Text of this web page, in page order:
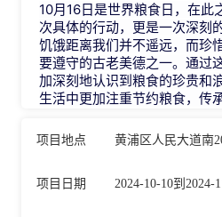
10月16日是世界粮食日，在此
次具体的行动，更是一次深刻
饥饿距离我们并不遥远，而珍
要遵守的古老美德之一。通过
加深刻地认识到粮食的珍贵和
生活中更加注重节约粮食，传
项目地点 黄浦区人民大道南
项目日期 2024-10-10到2024-